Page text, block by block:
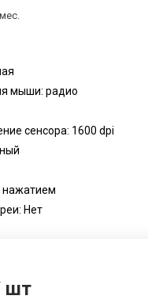
мыши: радио
сенсора: 1600 dpi
нажатием
Нет
шт